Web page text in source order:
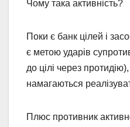
Чому така активність?
Поки є банк цілей і
є метою ударів
до цілі через
намагаються
Плюс противник